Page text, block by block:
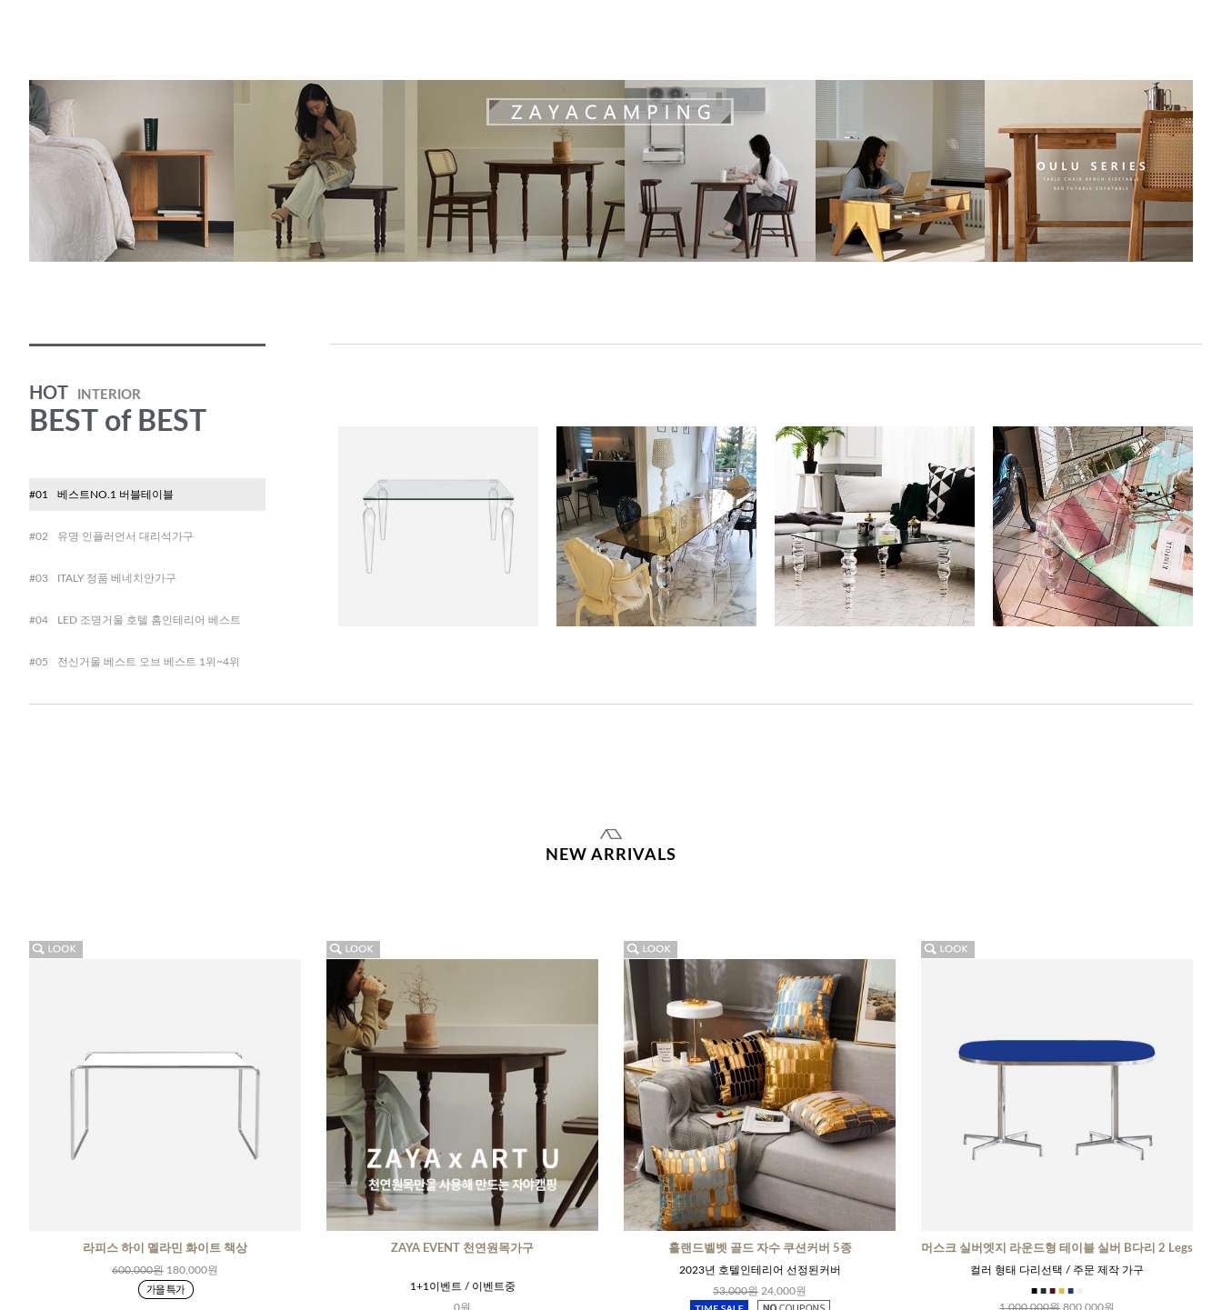
HOT INTERIOR
BEST of BEST
#01 베스트NO.1 버블테이블
#02 유명 인플러언서 대리석가구
#03 ITALY 정품 베네치안가구
#04 LED 조명거울 호텔 홈인테리어 베스트
#05 전신거울 베스트 오브 베스트 1위~4위
NEW ARRIVALS
라피스 하이 멜라민 화이트 책상
600,000원 180,000원
ZAYA EVENT 천연원목가구
1+1이벤트 / 이벤트중
0원
홀랜드벨벳 골드 자수 쿠션커버 5종
2023년 호텔인테리어 선정된커버
53,000원 24,000원
머스크 실버엣지 라운드형 테이블 실버 B다리 2 Legs
컬러 형태 다리선택 / 주문 제작 가구
■ ■ ■ ■ ■
1,000,000원 800,000원